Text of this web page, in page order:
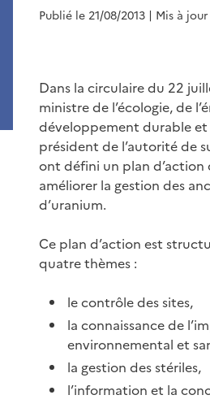
Publié le 21/08/2013 | Mis à
Dans la circulaire du 22
ministre de l’écologie, de
développement durable et
président de l’autorité de
ont défini un plan d’action
améliorer la gestion des
d’uranium.
Ce plan d’action est
quatre thèmes :
le contrôle des sites,
la connaissance de
environnemental et
la gestion des stériles,
l’information et la